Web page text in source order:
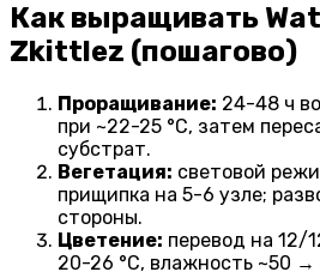
Как выращивать
Zkittlez (пошагово)
Проращивание: 24-48 ч
при ~22-25 °C, затем
субстрат.
Вегетация: световой
прищипка на 5-6 узле;
стороны.
Цветение: перевод на 12/
20-26 °C, влажность ~50